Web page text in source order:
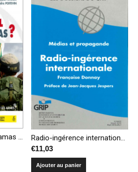
Qui arme Israël et le Hamas ? – La paix pass(é)e par les armes ? Radio-ingérence internationale – Médias et propagande
€11,03
Ajouter au panier